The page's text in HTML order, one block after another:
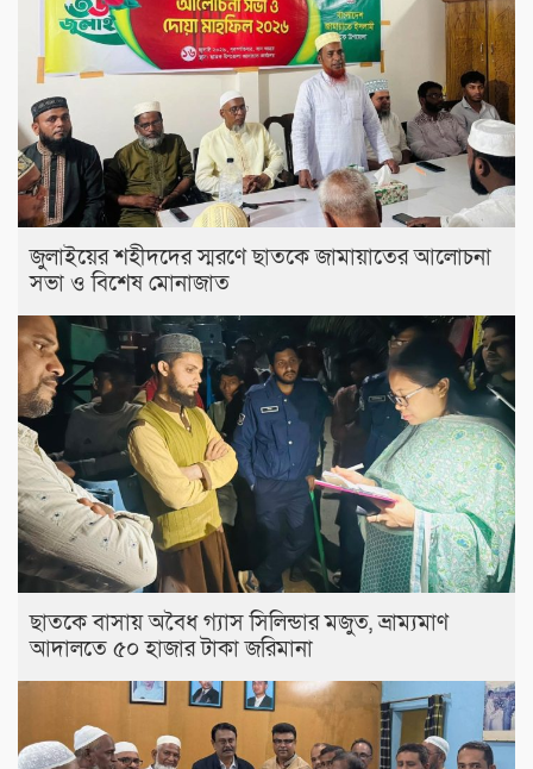
জুলাইয়ের শহীদদের স্মরণে ছাতকে জামায়াতের আলোচনা
সভা ও বিশেষ মোনাজাত
ছাতকে বাসায় অবৈধ গ্যাস সিলিন্ডার মজুত, ভ্রাম্যমাণ
আদালতে ৫০ হাজার টাকা জরিমানা